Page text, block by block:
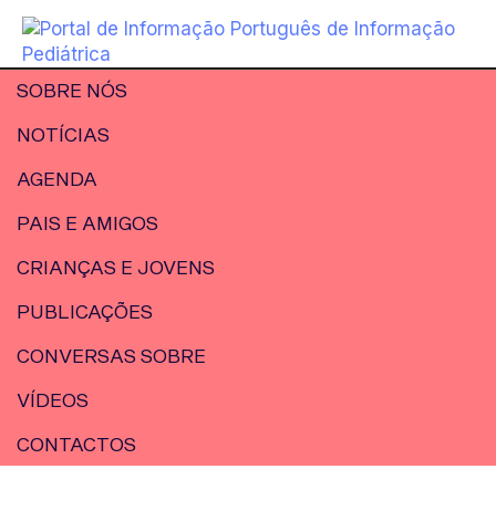
SOBRE NÓS
NOTÍCIAS
AGENDA
PAIS E AMIGOS
CRIANÇAS E JOVENS
PUBLICAÇÕES
CONVERSAS SOBRE
VÍDEOS
CONTACTOS